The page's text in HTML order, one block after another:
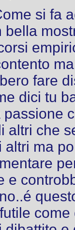
si fa
bella
fare
dici tu
passione
altri che
altri ma
e